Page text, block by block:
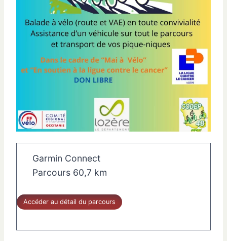
Garmin Connect
Parcours 60,7 km
Accéder au détail du parcours